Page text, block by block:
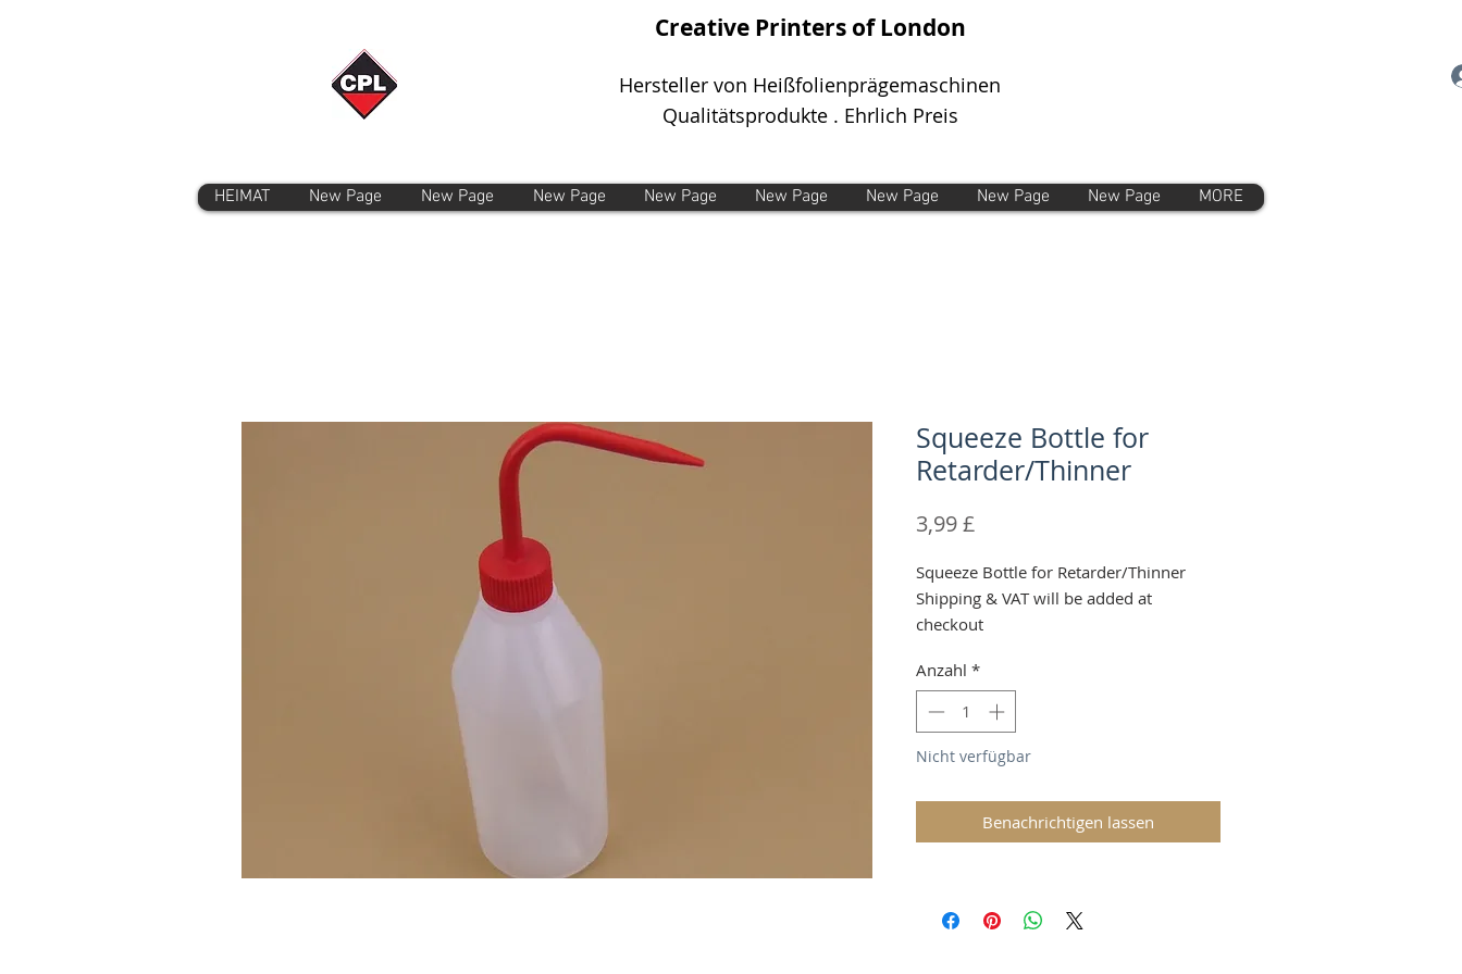
Creative Printers of London
Hersteller von Heißfolienprägemaschinen
Qualitätsprodukte . Ehrlich Preis
HEIMAT New Page New Page New Page New Page New Page New Page New Page New Page MORE
Squeeze Bottle for
Retarder/Thinner
3,99 £Preis
Squeeze Bottle for Retarder/Thinner
Shipping & VAT will be added at
checkout
Anzahl *
Nicht verfügbar
Benachrichtigen lassen